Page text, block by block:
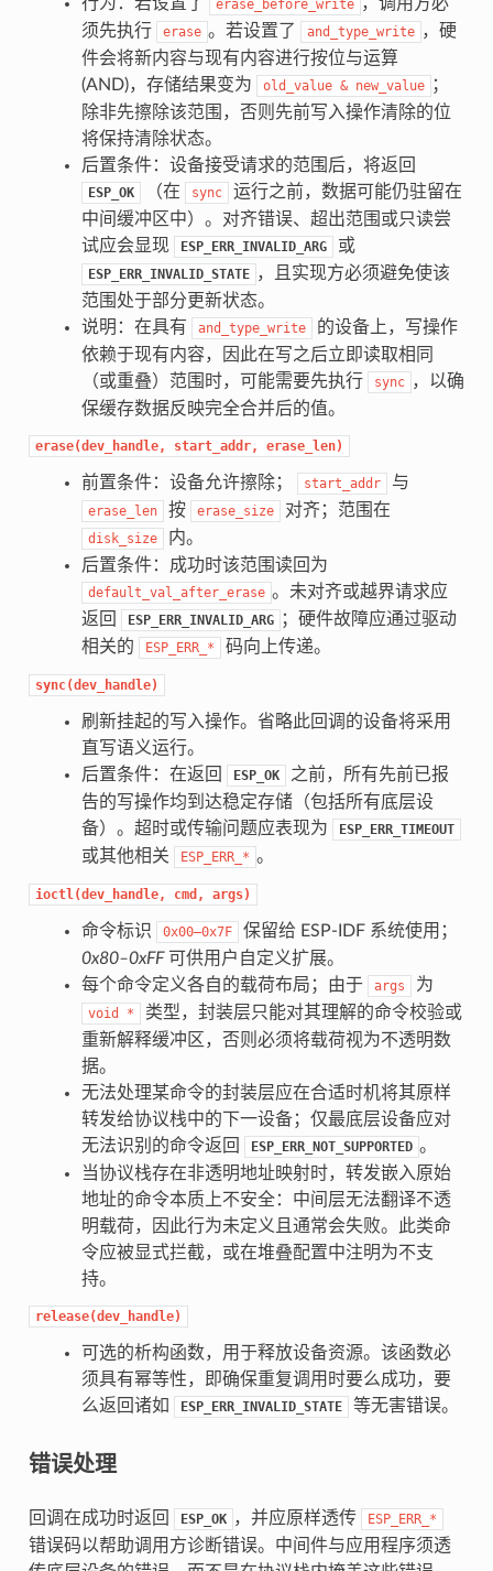
erase_before_write
须先执行
erase 。若设置了 and_type_write ，硬
件会将新内容与现有内容进行按位与运算
(AND)，存储结果变为
old_value & new_value
；
除非先擦除该范围，否则先前写入操作清除的位
将保持清除状态。
后置条件：设备接受请求的范围后，将返回
ESP_OK （在 sync
运行之前，数据可能仍驻留在
中间缓冲区中）。对齐错误、超出范围或只读尝
试应会显现
ESP_ERR_INVALID_ARG 或
ESP_ERR_INVALID_STATE ，且实现方必须避免使该
范围处于部分更新状态。
说明：在具有
and_type_write
的设备上，写操作
依赖于现有内容，因此在写之后立即读取相同
（或重叠）范围时，可能需要先执行
sync ，以确
保缓存数据反映完全合并后的值。
erase(dev_handle, start_addr, erase_len)
前置条件：设备允许擦除； start_addr 与
erase_len 按 erase_size 对齐；范围在
disk_size
内。
后置条件：成功时该范围读回为
default_val_after_erase 。未对齐或越界请求应
返回
ESP_ERR_INVALID_ARG
；硬件故障应通过驱动
相关的
ESP_ERR_* 码向上传递。
sync(dev_handle)
刷新挂起的写入操作。省略此回调的设备将采用
直写语义运行。
后置条件：在返回
ESP_OK
之前，所有先前已报
告的写操作均到达稳定存储（包括所有底层设
备）。超时或传输问题应表现为
ESP_ERR_TIMEOUT
或其他相关 ESP_ERR_* 。
ioctl(dev_handle, cmd, args)
命令标识 0x00–0x7F
保留给 ESP-IDF 系统使用；
0x80–0xFF可供用户自定义扩展。
每个命令定义各自的载荷布局；由于
args 为
void *
类型，封装层只能对其理解的命令校验或
重新解释缓冲区，否则必须将载荷视为不透明数
据。
无法处理某命令的封装层应在合适时机将其原样
转发给协议栈中的下一设备；仅最底层设备应对
无法识别的命令返回
ESP_ERR_NOT_SUPPORTED 。
当协议栈存在非透明地址映射时，转发嵌入原始
地址的命令本质上不安全：中间层无法翻译不透
明载荷，因此行为未定义且通常会失败。此类命
令应被显式拦截，或在堆叠配置中注明为不支
持。
release(dev_handle)
可选的析构函数，用于释放设备资源。该函数必
须具有幂等性，即确保重复调用时要么成功，要
么返回诸如
ESP_ERR_INVALID_STATE 等无害错误。
错误处理
回调在成功时返回 ESP_OK ，并应原样透传 ESP_ERR_*
错误码以帮助调用方诊断错误。中间件与应用程序须透